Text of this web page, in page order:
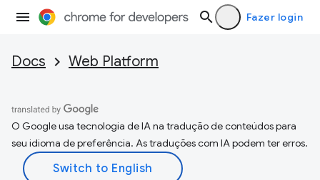
Fazer login
Docs Web Platform
O Google usa tecnologia de IA na tradução de conteúdos para
seu idioma de preferência. As traduções com IA podem ter erros.